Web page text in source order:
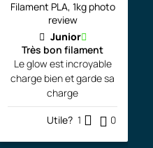
Junior
Très bon filament
Le glow est incroyable
charge bien et garde sa
charge
Utile? 1 0